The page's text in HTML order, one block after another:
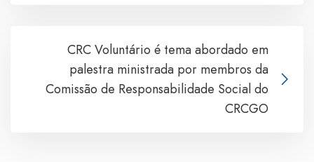
CRC Voluntário é tema abordado em
palestra ministrada por membros da
Comissão de Responsabilidade Social do
CRCGO